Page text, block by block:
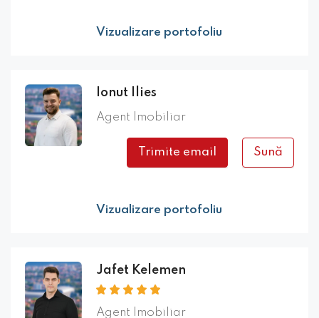
Vizualizare portofoliu
Ionut Ilies
Agent Imobiliar
Trimite email Sună
Vizualizare portofoliu
Jafet Kelemen
Agent Imobiliar